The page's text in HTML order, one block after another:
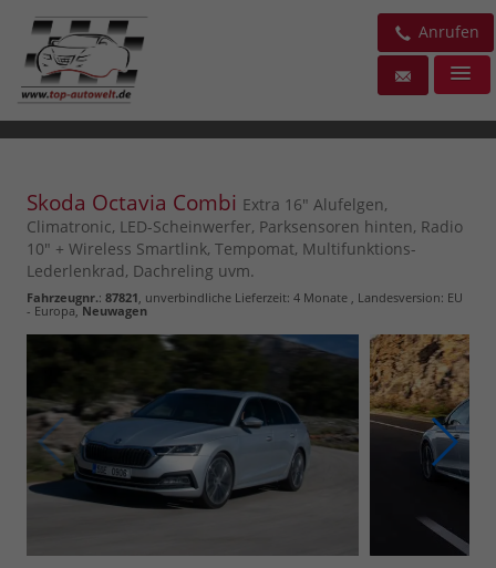
Anrufen
Skoda Octavia Combi Extra 16" Alufelgen,
Climatronic, LED-Scheinwerfer, Parksensoren hinten, Radio
10" + Wireless Smartlink, Tempomat, Multifunktions-
Lederlenkrad, Dachreling uvm.
Fahrzeugnr.: 87821 , unverbindliche Lieferzeit: 4 Monate , Landesversion: EU
- Europa,Neuwagen